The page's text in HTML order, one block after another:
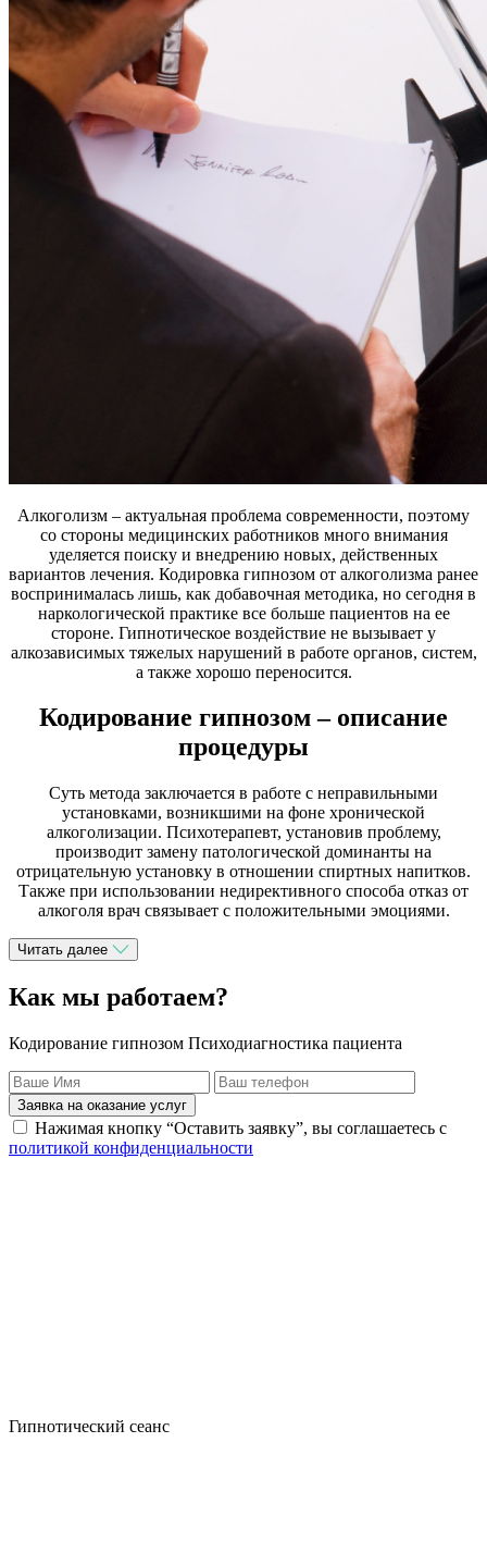
Алкоголизм – актуальная проблема современности, поэтому
со стороны медицинских работников много внимания
уделяется поиску и внедрению новых, действенных
вариантов лечения. Кодировка гипнозом от алкоголизма ранее
воспринималась лишь, как добавочная методика, но сегодня в
наркологической практике все больше пациентов на ее
стороне. Гипнотическое воздействие не вызывает у
алкозависимых тяжелых нарушений в работе органов, систем,
а также хорошо переносится.
Кодирование гипнозом – описание
процедуры
Суть метода заключается в работе с неправильными
установками, возникшими на фоне хронической
алкоголизации. Психотерапевт, установив проблему,
производит замену патологической доминанты на
отрицательную установку в отношении спиртных напитков.
Также при использовании недирективного способа отказ от
алкоголя врач связывает с положительными эмоциями.
Читать далее
Как мы работаем?
Кодирование гипнозом Психодиагностика пациента
Заявка на оказание услуг
Нажимая кнопку “Оставить заявку”, вы соглашаетесь с
политикой конфиденциальности
Гипнотический сеанс